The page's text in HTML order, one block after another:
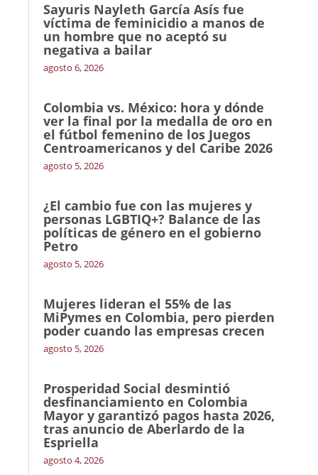
Sayuris Nayleth García Asís fue
víctima de feminicidio a manos de
un hombre que no aceptó su
negativa a bailar
agosto 6, 2026
Colombia vs. México: hora y dónde
ver la final por la medalla de oro en
el fútbol femenino de los Juegos
Centroamericanos y del Caribe 2026
agosto 5, 2026
¿El cambio fue con las mujeres y
personas LGBTIQ+? Balance de las
políticas de género en el gobierno
Petro
agosto 5, 2026
Mujeres lideran el 55% de las
MiPymes en Colombia, pero pierden
poder cuando las empresas crecen
agosto 5, 2026
Prosperidad Social desmintió
desfinanciamiento en Colombia
Mayor y garantizó pagos hasta 2026,
tras anuncio de Aberlardo de la
Espriella
agosto 4, 2026